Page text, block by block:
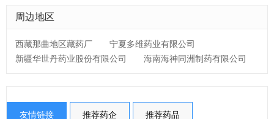
周边地区
西藏那曲地区藏药厂
宁夏多维药业有限公司
新疆华世丹药业股份有限公司
海南海神同洲制药有限公司
友情链接 推荐药企 推荐药品